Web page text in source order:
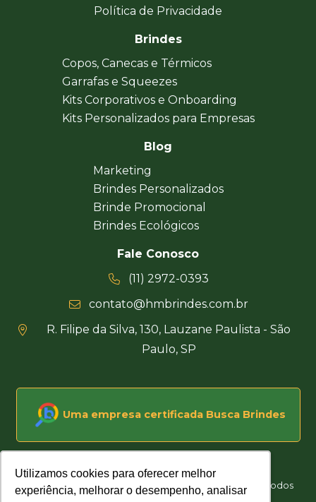
Utilizamos cookies para oferecer melhor
experiência, melhorar o desempenho, analisar
Utilizamos cookies para oferecer melhor
experiência, melhorar o desempenho, analisar
Política de Privacidade
Brindes
Copos, Canecas e Térmicos
Garrafas e Squeezes
Kits Corporativos e Onboarding
Kits Personalizados para Empresas
Blog
Marketing
Brindes Personalizados
Brinde Promocional
Brindes Ecológicos
Fale Conosco
(11) 2972-0393
contato@hmbrindes.com.br
R. Filipe da Silva, 130, Lauzane Paulista - São
Paulo, SP
Uma empresa certificada Busca Brindes
Hakuna Matata Brindes Corporativos Personalizados © Todos